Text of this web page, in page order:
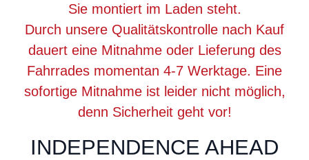
Sie montiert im Laden steht.
Durch unsere Qualitätskontrolle nach Kauf
dauert eine Mitnahme oder Lieferung des
Fahrrades momentan 4-7 Werktage. Eine
sofortige Mitnahme ist leider nicht möglich,
denn Sicherheit geht vor!
INDEPENDENCE AHEAD